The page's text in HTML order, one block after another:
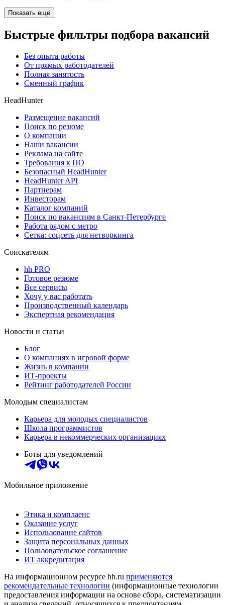
Показать ещё
Быстрые фильтры подбора вакансий
Без опыта работы
От прямых работодателей
Полная занятость
Сменный график
HeadHunter
Размещение вакансий
Поиск по резюме
О компании
Наши вакансии
Реклама на сайте
Требования к ПО
Безопасный HeadHunter
HeadHunter API
Партнерам
Инвесторам
Каталог компаний
Поиск по вакансиям в Санкт-Петербурге
Работа рядом с метро
Сетка: соцсеть для нетворкинга
Соискателям
hh PRO
Готовое резюме
Все сервисы
Хочу у вас работать
Производственный календарь
Экспертная рекомендация
Новости и статьи
Блог
О компаниях в игровой форме
Жизнь в компании
ИТ-проекты
Рейтинг работодателей России
Молодым специалистам
Карьера для молодых специалистов
Школа программистов
Карьера в некоммерческих организациях
Боты для уведомлений
Мобильное приложение
Этика и комплаенс
Оказание услуг
Использование сайтов
Защита персональных данных
Пользовательское соглашение
ИТ аккредитация
На информационном ресурсе hh.ru применяются
рекомендательные технологии (информационные технологии
предоставления информации на основе сбора, систематизации